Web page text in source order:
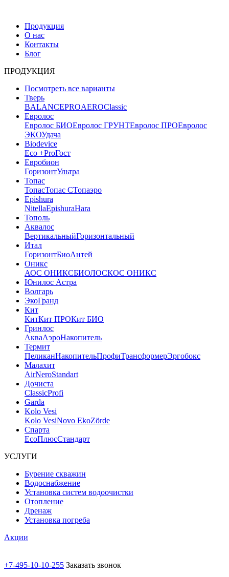
Продукция
О нас
Контакты
Блог
ПРОДУКЦИЯ
Посмотреть все варианты
Тверь
BALANCEPROAEROClassic
Евролос
Евролос БИОЕвролос ГРУНТЕвролос ПРОЕвролос
ЭКОУдача
Biodevice
Eco +ProГост
Евробион
ГоризонтУльтра
Топас
ТопасТопас СТопаэро
Epishura
NitellaEpishuraHara
Тополь
Аквалос
ВертикальныйГоризонтальный
Итал
ГоризонтБиоАнтей
Оникс
АОС ОНИКСБИОЛОСКОС ОНИКС
Юнилос Астра
Волгарь
ЭкоГранд
Кит
КитКит ПРОКит БИО
Гринлос
АкваАэроНакопитель
Термит
ПеликанНакопительПрофиТрансформерЭргобокс
Малахит
AirNeroStandart
Дочиста
ClassicProfi
Garda
Kolo Vesi
Kolo VesiNovo EkoZörde
Спарта
EcoПлюсСтандарт
УСЛУГИ
Бурение скважин
Водоснабжение
Установка систем водоочистки
Отопление
Дренаж
Установка погреба
Акции
+7-495-10-10-255 Заказать звонок